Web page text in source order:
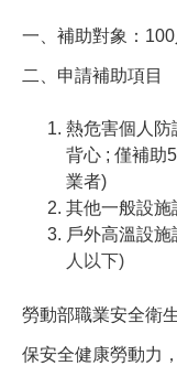
一、補助對象：
二、申請補助項目
熱危害個人防
背心 ; 僅補助
業者)
其他一般設施
戶外高溫設施
人以下)
勞動部職業安全衛
保安全健康勞動力